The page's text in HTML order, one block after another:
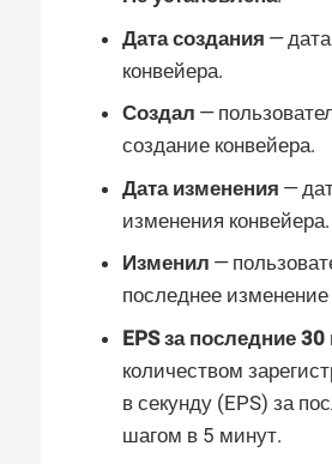
Дата создания —
конвейера.
Создал —
создание конвейера.
Дата изменения —
изменения конвейера.
Изменил —
последнее изменение
EPS за последние
количеством
в секунду (EPS) за
шагом в 5 минут.